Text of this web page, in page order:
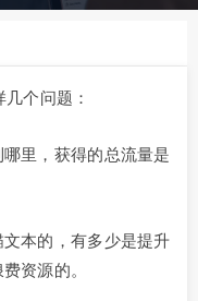
个问题：
里，获得的总流量是
本的，有多少是提升
资源的。